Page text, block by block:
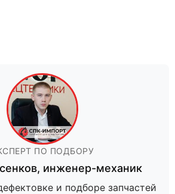
ПО ПОДБОРУ
, инженер-механик
и подборе запчастей